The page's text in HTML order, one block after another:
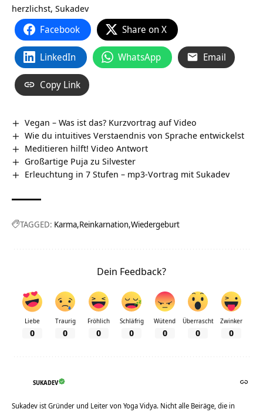
herzlichst, Sukadev
Facebook Share on X
LinkedIn WhatsApp Email
Copy Link
Vegan – Was ist das? Kurzvortrag auf Video
Wie du intuitives Verstaendnis von Sprache entwickelst
Meditieren hilft! Video Antwort
Großartige Puja zu Silvester
Erleuchtung in 7 Stufen – mp3-Vortrag mit Sukadev
TAGGED: Karma Reinkarnation Wiedergeburt
Dein Feedback?
Liebe
0
Traurig
0
Fröhlich
0
Schläfrig
0
Wütend
0
Überrascht
0
Zwinker
0
SUKADEV
Sukadev ist Gründer und Leiter von Yoga Vidya. Nicht alle Beiräge, die in